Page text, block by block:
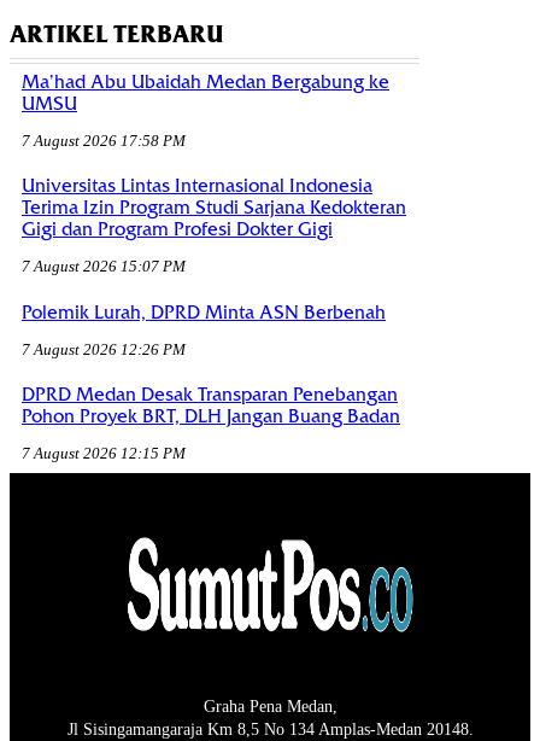
ARTIKEL TERBARU
Ma’had Abu Ubaidah Medan Bergabung ke
UMSU
7 August 2026 17:58 PM
Universitas Lintas Internasional Indonesia
Terima Izin Program Studi Sarjana Kedokteran
Gigi dan Program Profesi Dokter Gigi
7 August 2026 15:07 PM
Polemik Lurah, DPRD Minta ASN Berbenah
7 August 2026 12:26 PM
DPRD Medan Desak Transparan Penebangan
Pohon Proyek BRT, DLH Jangan Buang Badan
7 August 2026 12:15 PM
Graha Pena Medan,
Jl Sisingamangaraja Km 8,5 No 134 Amplas-Medan 20148.